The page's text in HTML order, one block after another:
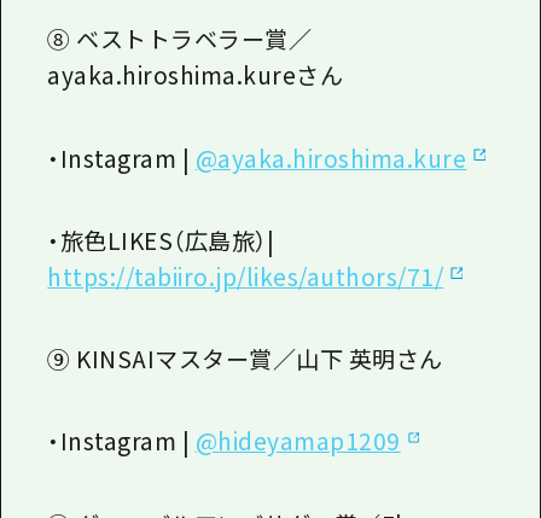
⑧ ベストトラベラー賞／
ayaka.hiroshima.kureさん
・ Instagram | @ayaka.hiroshima.kure
・旅色LIKES（広島旅） |
https://tabiiro.jp/likes/authors/71/
⑨ KINSAIマスター賞／山下 英明さん
・ Instagram | @hideyamap1209